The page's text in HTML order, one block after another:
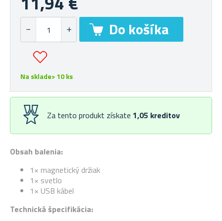
Obsah balenia:
1× magnetický držiak
1× svetlo
1× USB kábel
Technická špecifikácia:
Na sklade> 10 ks
Za tento produkt získate 1,05 kreditov